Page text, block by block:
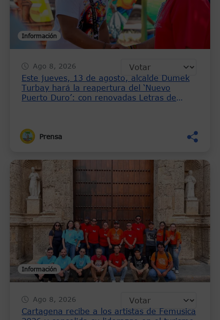
Información
Ago 8, 2026
Este jueves, 13 de agosto, alcalde Dumek
Turbay hará la reapertura del ‘Nuevo
Puerto Duro’: con renovadas Letras de
Prensa
Información
Ago 8, 2026
Cartagena recibe a los artistas de Femusica